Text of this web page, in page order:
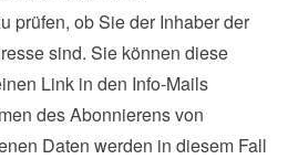
prüfen, ob Sie der Inhaber der
sind. Sie können diese
Link in den Info-Mails
des Abonnierens von
Daten werden in diesem Fall